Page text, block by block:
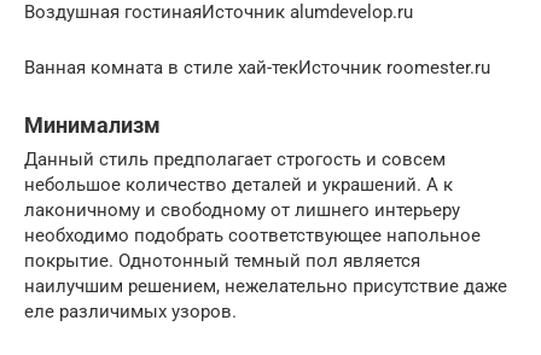
Воздушная гостинаяИсточник alumdevelop.ru
Ванная комната в стиле хай-текИсточник roomester.ru
Минимализм
Данный стиль предполагает строгость и совсем
небольшое количество деталей и украшений. А к
лаконичному и свободному от лишнего интерьеру
необходимо подобрать соответствующее напольное
покрытие. Однотонный темный пол является
наилучшим решением, нежелательно присутствие даже
еле различимых узоров.